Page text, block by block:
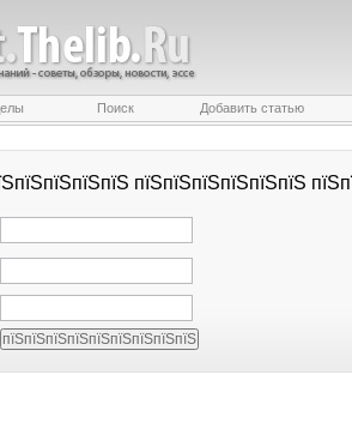
Поиск Добавить статью
пїЅпїЅпїЅпїЅпїЅпїЅ